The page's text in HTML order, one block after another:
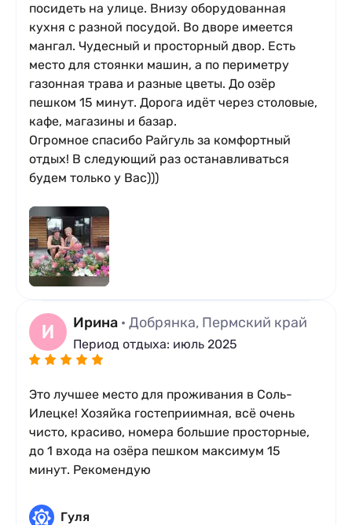
посидеть на улице. Внизу оборудованная
кухня с разной посудой. Во дворе имеется
мангал. Чудесный и просторный двор. Есть
место для стоянки машин, а по периметру
газонная трава и разные цветы. До озëр
пешком 15 минут. Дорога идëт через столовые,
кафе, магазины и базар.
Огромное спасибо Райгуль за комфортный
отдых! В следующий раз останавливаться
будем только у Вас)))
И Ирина · Добрянка, Пермский край
Период отдыха: июль 2025
Это лучшее место для проживания в Соль-
Илецке! Хозяйка гостеприимная, всё очень
чисто, красиво, номера большие просторные,
до 1 входа на озёра пешком максимум 15
минут. Рекомендую
Гуля